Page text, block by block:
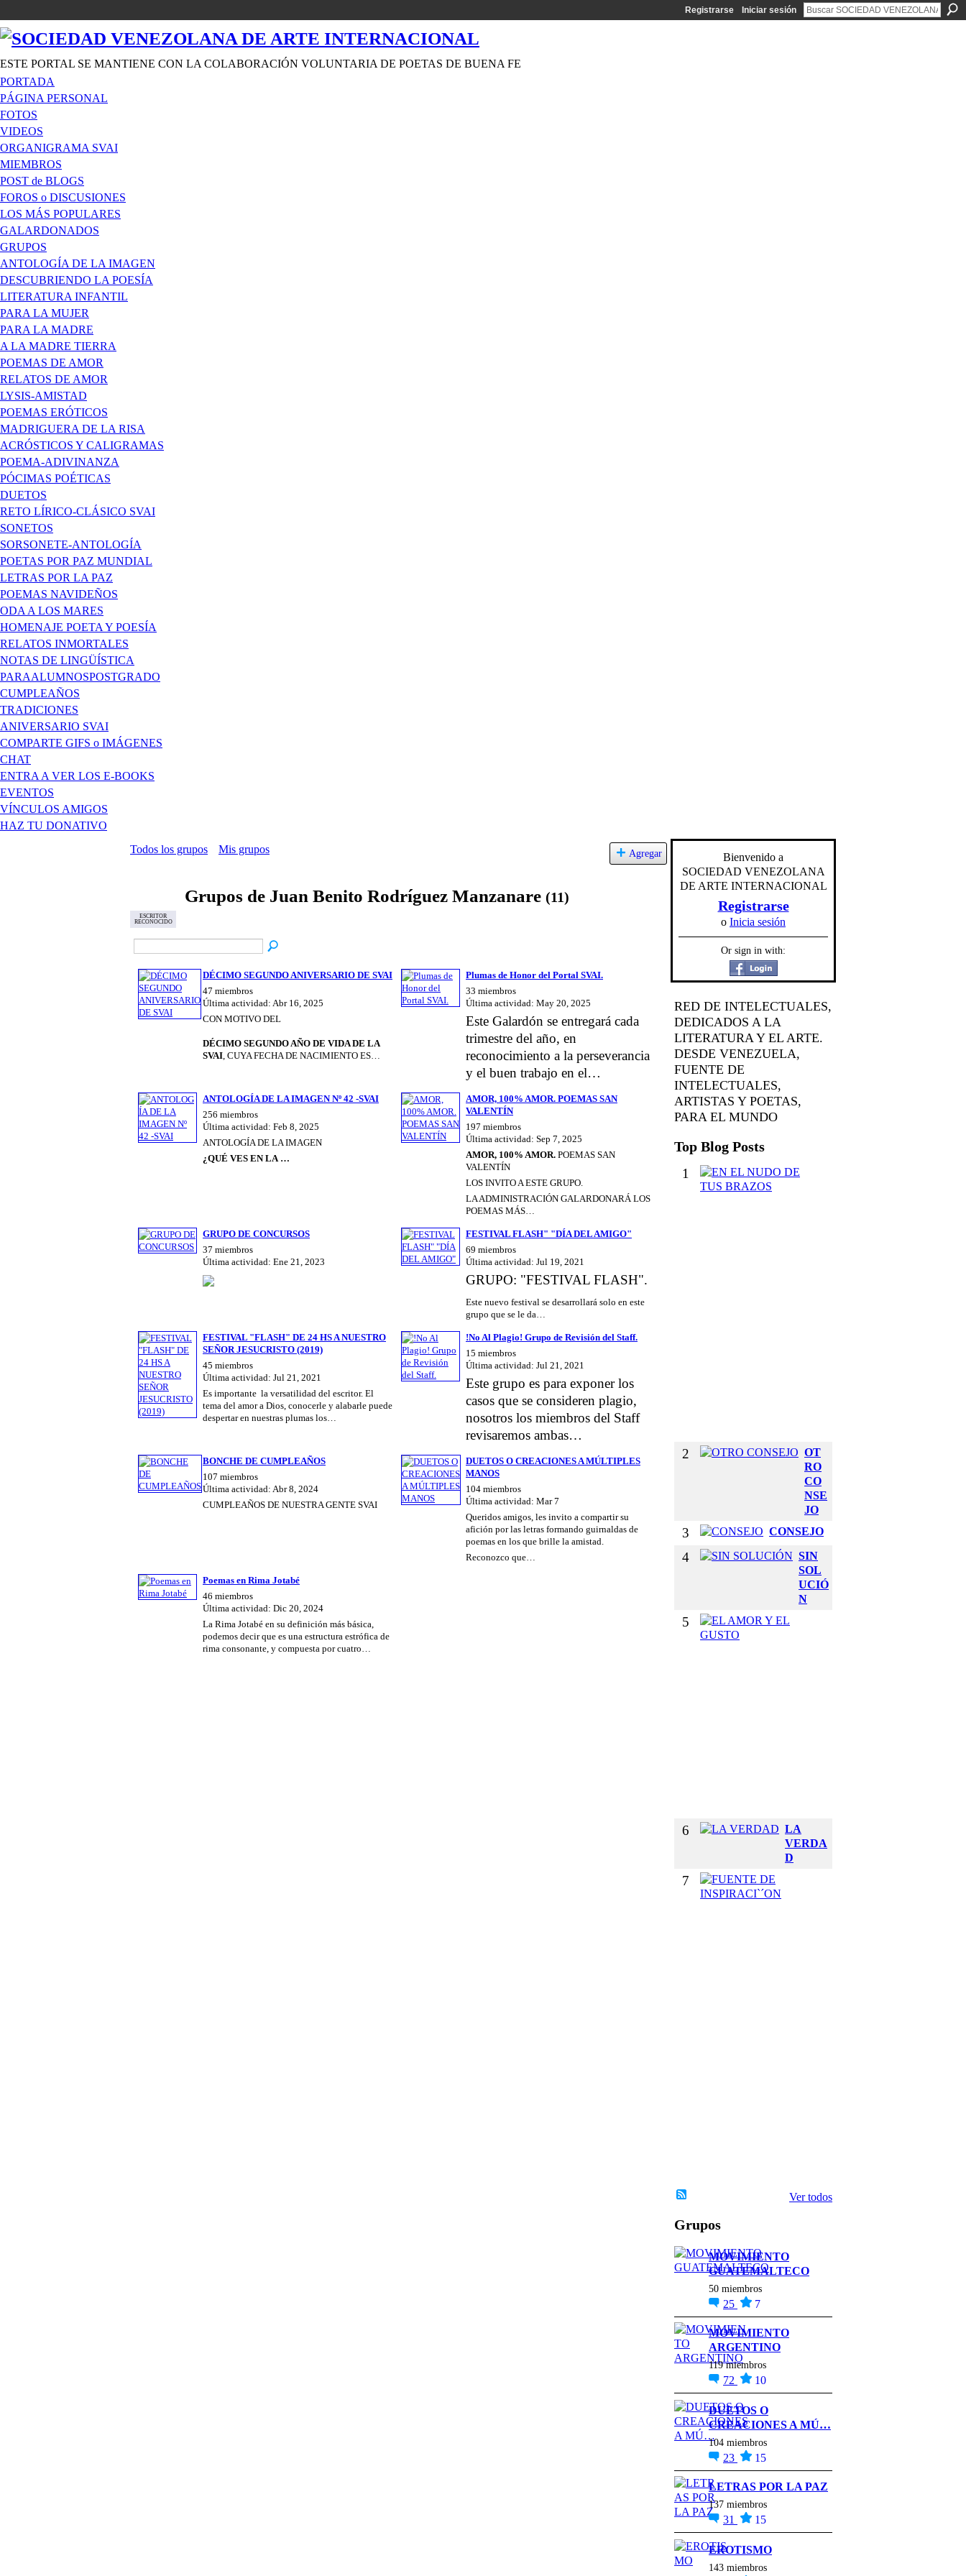
Registrarse Iniciar sesión
ESTE PORTAL SE MANTIENE CON LA COLABORACIÓN VOLUNTARIA DE POETAS DE BUENA FE
PORTADA
PÁGINA PERSONAL
FOTOS
VIDEOS
ORGANIGRAMA SVAI
MIEMBROS
POST de BLOGS
FOROS o DISCUSIONES
LOS MÁS POPULARES
GALARDONADOS
GRUPOS
ANTOLOGÍA DE LA IMAGEN
DESCUBRIENDO LA POESÍA
LITERATURA INFANTIL
PARA LA MUJER
PARA LA MADRE
A LA MADRE TIERRA
POEMAS DE AMOR
RELATOS DE AMOR
LYSIS-AMISTAD
POEMAS ERÓTICOS
MADRIGUERA DE LA RISA
ACRÓSTICOS Y CALIGRAMAS
POEMA-ADIVINANZA
PÓCIMAS POÉTICAS
DUETOS
RETO LÍRICO-CLÁSICO SVAI
SONETOS
SORSONETE-ANTOLOGÍA
POETAS POR PAZ MUNDIAL
LETRAS POR LA PAZ
POEMAS NAVIDEÑOS
ODA A LOS MARES
HOMENAJE POETA Y POESÍA
RELATOS INMORTALES
NOTAS DE LINGÜÍSTICA
PARAALUMNOSPOSTGRADO
CUMPLEAÑOS
TRADICIONES
ANIVERSARIO SVAI
COMPARTE GIFS o IMÁGENES
CHAT
ENTRA A VER LOS E-BOOKS
EVENTOS
VÍNCULOS AMIGOS
HAZ TU DONATIVO
Todos los grupos
Mis grupos Agregar
ESCRITOR
RECONOCIDO
Grupos de Juan Benito Rodríguez Manzanare (11)
DÉCIMO SEGUNDO ANIVERSARIO DE SVAI
47 miembros
Última actividad: Abr 16, 2025
CON MOTIVO DEL
DÉCIMO SEGUNDO AÑO DE VIDA DE LA
SVAI, CUYA FECHA DE NACIMIENTO ES…
Plumas de Honor del Portal SVAI.
33 miembros
Última actividad: May 20, 2025
Este Galardón se entregará cada
trimestre del año, en
reconocimiento a la perseverancia
y el buen trabajo en el…
ANTOLOGÍA DE LA IMAGEN Nº 42 -SVAI
256 miembros
Última actividad: Feb 8, 2025
ANTOLOGÍA DE LA IMAGEN
¿QUÉ VES EN LA …
AMOR, 100% AMOR. POEMAS SAN
VALENTÍN
197 miembros
Última actividad: Sep 7, 2025
AMOR, 100% AMOR. POEMAS SAN
VALENTÍN
LOS INVITO A ESTE GRUPO.
LA ADMINISTRACIÓN GALARDONARÁ LOS
POEMAS MÁS…
GRUPO DE CONCURSOS
37 miembros
Última actividad: Ene 21, 2023
FESTIVAL FLASH" "DÍA DEL AMIGO"
69 miembros
Última actividad: Jul 19, 2021
GRUPO: "FESTIVAL FLASH".
Este nuevo festival se desarrollará solo en este
grupo que se le da…
FESTIVAL "FLASH" DE 24 HS A NUESTRO
SEÑOR JESUCRISTO (2019)
45 miembros
Última actividad: Jul 21, 2021
Es importante la versatilidad del escritor. El
tema del amor a Dios, conocerle y alabarle puede
despertar en nuestras plumas los…
!No Al Plagio! Grupo de Revisión del Staff.
15 miembros
Última actividad: Jul 21, 2021
Este grupo es para exponer los
casos que se consideren plagio,
nosotros los miembros del Staff
revisaremos ambas…
BONCHE DE CUMPLEAÑOS
107 miembros
Última actividad: Abr 8, 2024
CUMPLEAÑOS DE NUESTRA GENTE SVAI
DUETOS O CREACIONES A MÚLTIPLES
MANOS
104 miembros
Última actividad: Mar 7
Queridos amigos, les invito a compartir su
afición por las letras formando guirnaldas de
poemas en los que brille la amistad.
Reconozco que…
Poemas en Rima Jotabé
46 miembros
Última actividad: Dic 20, 2024
La Rima Jotabé en su definición más básica,
podemos decir que es una estructura estrófica de
rima consonante, y compuesta por cuatro…
Bienvenido a
SOCIEDAD VENEZOLANA
DE ARTE INTERNACIONAL
Registrarse
o Inicia sesión
Or sign in with:
RED DE INTELECTUALES,
DEDICADOS A LA
LITERATURA Y EL ARTE.
DESDE VENEZUELA,
FUENTE DE
INTELECTUALES,
ARTISTAS Y POETAS,
PARA EL MUNDO
Top Blog Posts
1
2
OT
RO
CO
NSE
JO
3 CONSEJO
4
SIN
SOL
UCIÓ
N
5
6
LA
VERDA
D
7
Ver todos
Grupos
MOVIMIENTO
GUATEMALTECO
50 miembros
25 7
MOVIMIENTO
ARGENTINO
119 miembros
72 10
DUETOS O
CREACIONES A MÚ…
104 miembros
23 15
LETRAS POR LA PAZ
137 miembros
31 15
EROTISMO
143 miembros